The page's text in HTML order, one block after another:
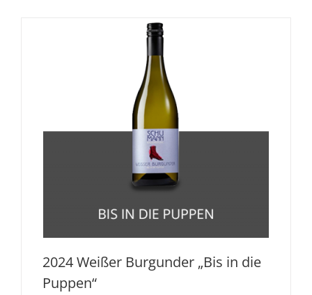
2024 Weißer Burgunder „Bis in die
Puppen“